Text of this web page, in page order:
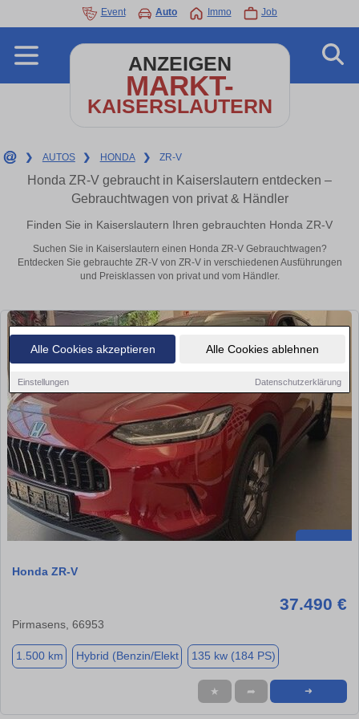
Alle Cookies akzeptieren Alle Cookies ablehnen
Einstellungen Datenschutzerklärung
Event Auto Immo Job
ANZEIGEN
MARKT-
KAISERSLAUTERN
❯ AUTOS ❯ HONDA ❯ ZR-V
Honda ZR-V gebraucht in Kaiserslautern entdecken –
Gebrauchtwagen von privat & Händler
Finden Sie in Kaiserslautern Ihren gebrauchten Honda ZR-V
Suchen Sie in Kaiserslautern einen Honda ZR-V Gebrauchtwagen?
Entdecken Sie gebrauchte ZR-V von ZR-V in verschiedenen Ausführungen
und Preisklassen von privat und vom Händler.
Honda ZR-V
37.490 €
Pirmasens, 66953
1.500 km Hybrid (Benzin/Elekt 135 kw (184 PS)
★ ➦ ➜